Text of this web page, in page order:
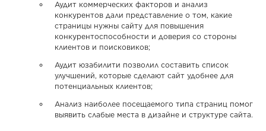
Аудит коммерческих факторов и анализ
конкурентов дали представление о том, какие
страницы нужны сайту для повышения
конкурентоспособности и доверия со стороны
клиентов и поисковиков;
Аудит юзабилити позволил составить список
улучшений, которые сделают сайт удобнее для
потенциальных клиентов;
Анализ наиболее посещаемого типа страниц помог
выявить слабые места в дизайне и структуре сайта.